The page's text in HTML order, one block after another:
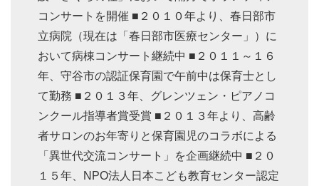
コンサートを開催 ■２０１０年より、春日部市
立病院（現在は「春日部市医療センター」）に
おいて病棟コンサート継続中 ■２０１１～１６
年、守谷市の認証保育園で午前中は保育士とし
て勤務 ■２０１３年、グレンツェン・ピアノコ
ンクール指導者賞受賞 ■２０１３年より、高齢
者サロンのお年寄りと保育園児のコラボによる
「異世代交流コンサート」を企画継続中 ■２０
１５年、NPO法人日本こども教育センター認定